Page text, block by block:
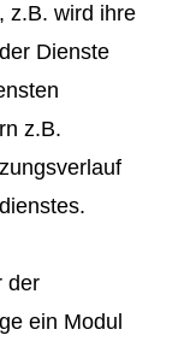
z.B. wird ihre
Dienste
z.B.
der
ein Modul